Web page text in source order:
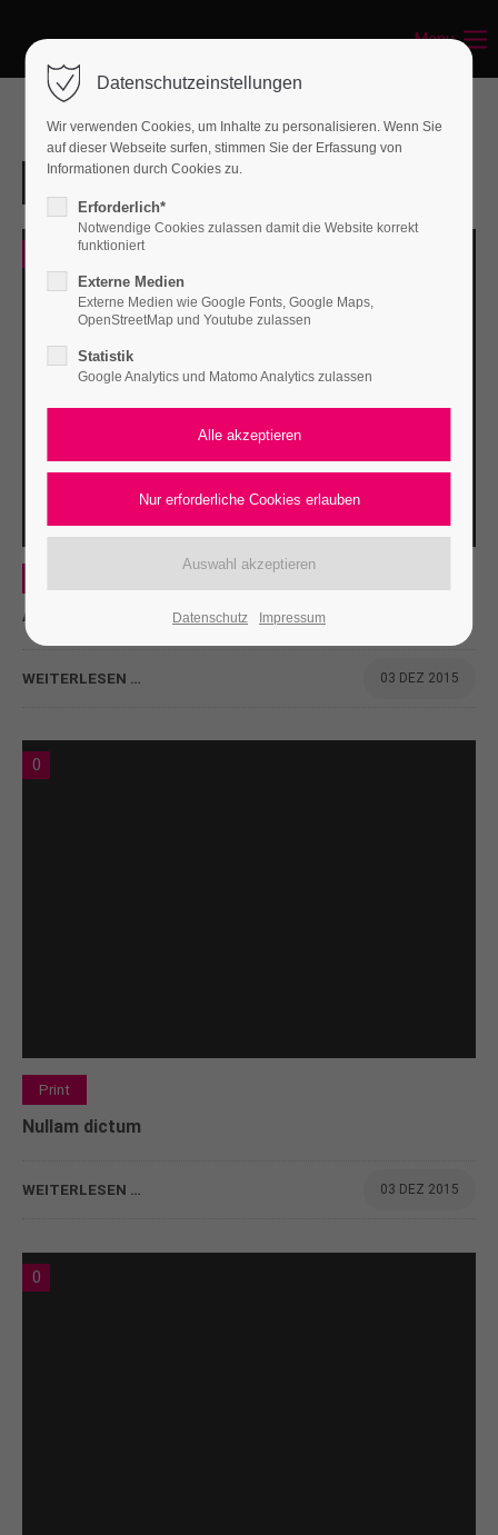
Menu
Aenean
WEITERLESEN … 03 DEZ 2015
0
Print
Nullam dictum
WEITERLESEN … 03 DEZ 2015
0
Datenschutzeinstellungen
Wir verwenden Cookies, um Inhalte zu personalisieren. Wenn Sie
auf dieser Webseite surfen, stimmen Sie der Erfassung von
Informationen durch Cookies zu.
Erforderlich*
Notwendige Cookies zulassen damit die Website korrekt
funktioniert
Externe Medien
Externe Medien wie Google Fonts, Google Maps,
OpenStreetMap und Youtube zulassen
Statistik
Google Analytics und Matomo Analytics zulassen
Datenschutz Impressum